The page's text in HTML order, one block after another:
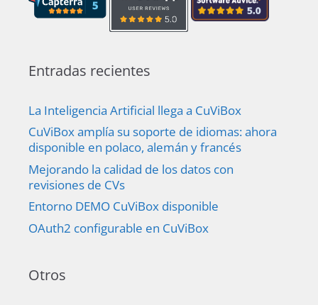
Entradas recientes
La Inteligencia Artificial llega a CuViBox
CuViBox amplía su soporte de idiomas: ahora
disponible en polaco, alemán y francés
Mejorando la calidad de los datos con
revisiones de CVs
Entorno DEMO CuViBox disponible
OAuth2 configurable en CuViBox
Otros